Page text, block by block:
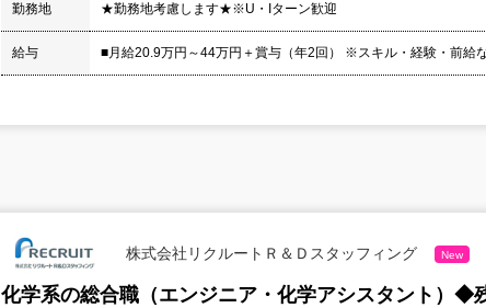
勤務地 ★勤務地考慮します★※U・Iターン歓迎
給与 ■月給20.9万円～44万円＋賞与（年2回） ※スキル・経験・前給
株式会社リクルートＲ＆Ｄスタッフィング New
化学系の総合職（エンジニア・化学アシスタント）◆